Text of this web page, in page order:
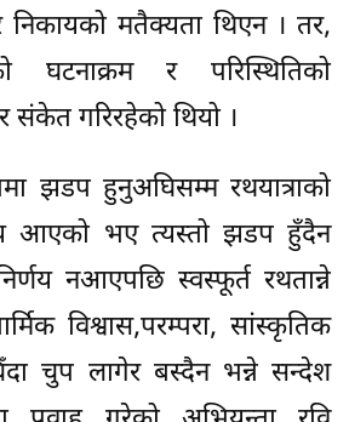
निकायको मतैक्यता थिएन । तर,
घटनाक्रम र परिस्थितिको
संकेत गरिरहेको थियो ।
झडप हुनुअघिसम्म रथयात्राको
आएको भए त्यस्तो झडप हुँदैन
नआएपछि स्वस्फूर्त रथतान्ने
विश्वास,परम्परा, सांस्कृतिक
चुप लागेर बस्दैन भन्ने सन्देश